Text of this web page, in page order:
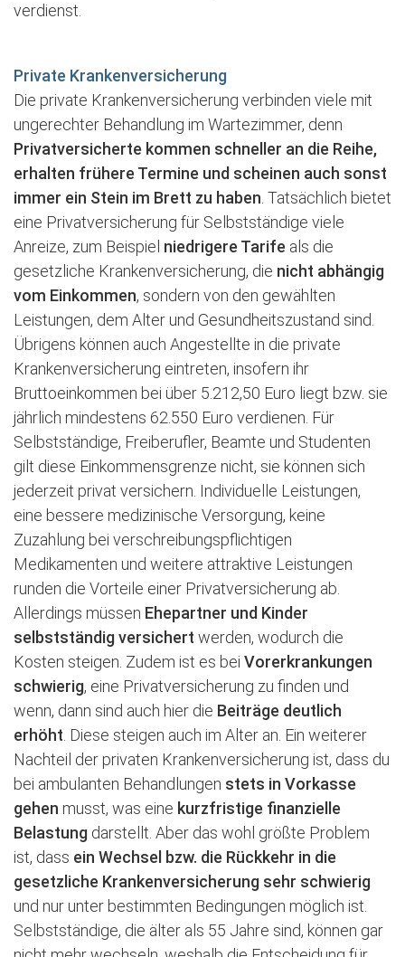
verdienst.
Private Krankenversicherung
Die private Krankenversicherung verbinden viele mit
ungerechter Behandlung im Wartezimmer, denn
Privatversicherte kommen schneller an die Reihe,
erhalten frühere Termine und scheinen auch sonst
immer ein Stein im Brett zu haben. Tatsächlich bietet
eine Privatversicherung für Selbstständige viele
Anreize, zum Beispiel niedrigere Tarife als die
gesetzliche Krankenversicherung, die nicht abhängig
vom Einkommen, sondern von den gewählten
Leistungen, dem Alter und Gesundheitszustand sind.
Übrigens können auch Angestellte in die private
Krankenversicherung eintreten, insofern ihr
Bruttoeinkommen bei über 5.212,50 Euro liegt bzw. sie
jährlich mindestens 62.550 Euro verdienen. Für
Selbstständige, Freiberufler, Beamte und Studenten
gilt diese Einkommensgrenze nicht, sie können sich
jederzeit privat versichern. Individuelle Leistungen,
eine bessere medizinische Versorgung, keine
Zuzahlung bei verschreibungspflichtigen
Medikamenten und weitere attraktive Leistungen
runden die Vorteile einer Privatversicherung ab.
Allerdings müssen Ehepartner und Kinder
selbstständig versichert werden, wodurch die
Kosten steigen. Zudem ist es bei Vorerkrankungen
schwierig, eine Privatversicherung zu finden und
wenn, dann sind auch hier die Beiträge deutlich
erhöht. Diese steigen auch im Alter an. Ein weiterer
Nachteil der privaten Krankenversicherung ist, dass du
bei ambulanten Behandlungen stets in Vorkasse
gehen musst, was eine kurzfristige finanzielle
Belastung darstellt. Aber das wohl größte Problem
ist, dass ein Wechsel bzw. die Rückkehr in die
gesetzliche Krankenversicherung sehr schwierig
und nur unter bestimmten Bedingungen möglich ist.
Selbstständige, die älter als 55 Jahre sind, können gar